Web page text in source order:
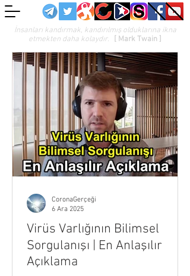
İnsanları kandırmak, kandırılmış olduklarına ikna
etmekten daha kolaydır.
[ Mark Twain ]
Virüs Varlığının Bilimsel
Sorgulanışı | En Anlaşılır
Açıklama
CoronaGerçeği
6 Ara 2025